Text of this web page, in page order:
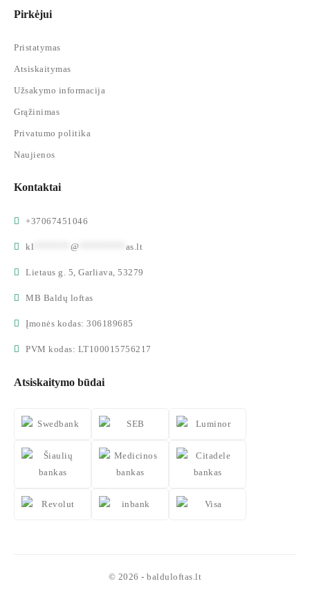
Pirkėjui
Pristatymas
Atsiskaitymas
Užsakymo informacija
Grąžinimas
Privatumo politika
Naujienos
Kontaktai
+37067451046
kl @ as.lt
Lietaus g. 5, Garliava, 53279
MB Baldų loftas
Įmonės kodas: 306189685
PVM kodas: LT100015756217
Atsiskaitymo būdai
© 2026 - balduloftas.lt